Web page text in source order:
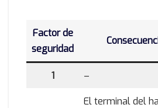
Factor de
seguridad
1 –
El terminal del